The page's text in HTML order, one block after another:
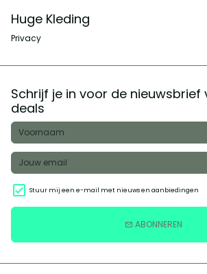
Huge Kleding
Privacy
Schrijf je in voor de nieuwsbrief
deals
Stuur mij een e-mail met nieuws en aanbiedingen
email ABONNEREN